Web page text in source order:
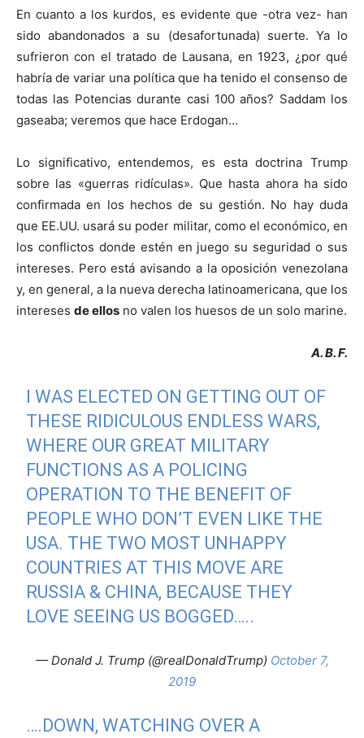
En cuanto a los kurdos, es evidente que -otra vez- han
sido abandonados a su (desafortunada) suerte. Ya lo
sufrieron con el tratado de Lausana, en 1923, ¿por qué
habría de variar una política que ha tenido el consenso de
todas las Potencias durante casi 100 años? Saddam los
gaseaba; veremos que hace Erdogan…
Lo significativo, entendemos, es esta doctrina Trump
sobre las «guerras ridículas». Que hasta ahora ha sido
confirmada en los hechos de su gestión. No hay duda
que EE.UU. usará su poder militar, como el económico, en
los conflictos donde estén en juego su seguridad o sus
intereses. Pero está avisando a la oposición venezolana
y, en general, a la nueva derecha latinoamericana, que los
intereses de ellos no valen los huesos de un solo marine.
A. B. F.
I WAS ELECTED ON GETTING OUT OF
THESE RIDICULOUS ENDLESS WARS,
WHERE OUR GREAT MILITARY
FUNCTIONS AS A POLICING
OPERATION TO THE BENEFIT OF
PEOPLE WHO DON’T EVEN LIKE THE
USA. THE TWO MOST UNHAPPY
COUNTRIES AT THIS MOVE ARE
RUSSIA & CHINA, BECAUSE THEY
LOVE SEEING US BOGGED…..
— Donald J. Trump (@realDonaldTrump) October 7,
2019
….DOWN, WATCHING OVER A